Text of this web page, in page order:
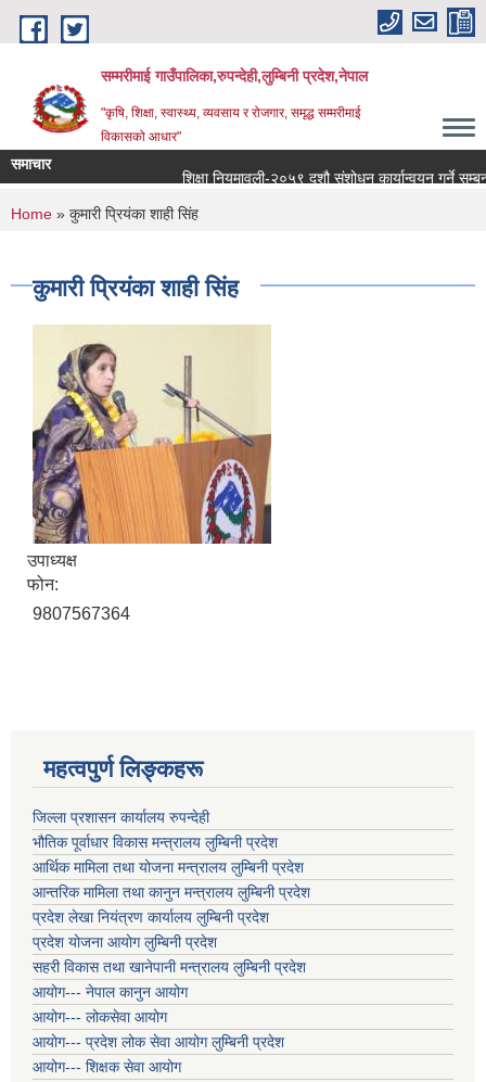
Skip to main content
सम्मरीमाई गाउँपालिका,रुपन्देही,लुम्बिनी प्रदेश,नेपाल
"कृषि, शिक्षा, स्वास्थ्य, व्यवसाय र रोजगार, समृद्ध सम्मरीमाई
विकासको आधार"
समाचार
शिक्षा नियमावली-२०५९ दशौ संशोधन कार्यान्वयन गर्ने सम्बन्धमा
You are here
Home » कुमारी प्रियंका शाही सिंह
कुमारी प्रियंका शाही सिंह
उपाध्यक्ष
फोन:
9807567364
महत्वपुर्ण लिङ्कहरू
जिल्ला प्रशासन कार्यालय रुपन्देही
भौतिक पूर्वाधार विकास मन्त्रालय लुम्बिनी प्रदेश
आर्थिक मामिला तथा योजना मन्त्रालय लुम्बिनी प्रदेश
आन्तरिक मामिला तथा कानुन मन्त्रालय लुम्बिनी प्रदेश
प्रदेश लेखा नियंत्रण कार्यालय लुम्बिनी प्रदेश
प्रदेश योजना आयोग लुम्बिनी प्रदेश
सहरी विकास तथा खानेपानी मन्त्रालय लुम्बिनी प्रदेश
आयोग--- नेपाल कानुन आयोग
आयोग--- लोकसेवा आयोग
आयोग--- प्रदेश लोक सेवा आयोग लुम्बिनी प्रदेश
आयोग--- शिक्षक सेवा आयोग